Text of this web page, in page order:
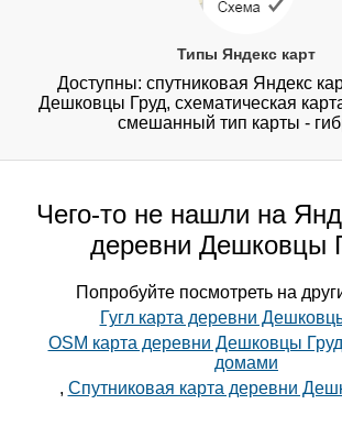
Типы Яндекс карт
Доступны: спутниковая Яндекс
Дешковцы Груд, схематическая
смешанный тип карты -
Чего-то не нашли на
деревни Дешковцы
Попробуйте посмотреть на
Гугл карта деревни
OSM карта деревни Дешковцы
домами
, Спутниковая карта деревни